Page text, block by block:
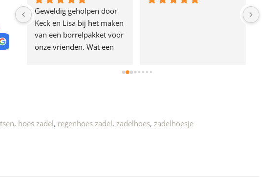
Geweldig geholpen door
Keck en Lisa bij het maken
van een borrelpakket voor
onze vrienden. Wat een
, hoes zadel, regenhoes zadel, zadelhoes, zadelhoesje